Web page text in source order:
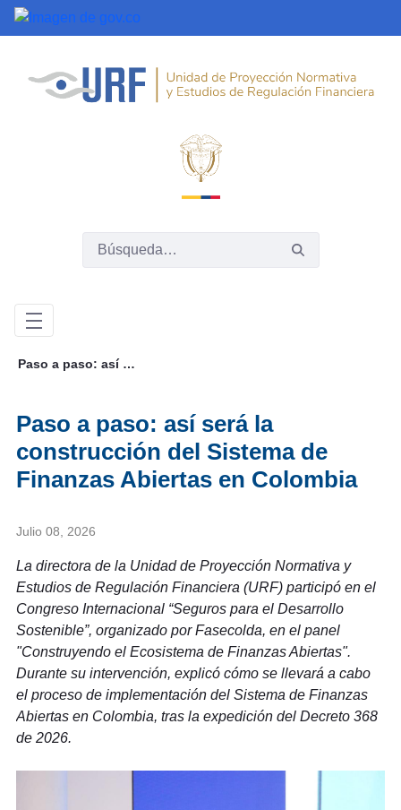
Saltar al contenido principal
Paso a paso: así será la construcción del Sistema de Finanzas Abiertas en Colombia
Paso a paso: así será la
construcción del Sistema de
Finanzas Abiertas en Colombia
Julio 08, 2026
La directora de la Unidad de Proyección Normativa y
Estudios de Regulación Financiera (URF) participó en el
Congreso Internacional “Seguros para el Desarrollo
Sostenible”, organizado por Fasecolda, en el panel
"Construyendo el Ecosistema de Finanzas Abiertas".
Durante su intervención, explicó cómo se llevará a cabo
el proceso de implementación del Sistema de Finanzas
Abiertas en Colombia, tras la expedición del Decreto 368
de 2026.